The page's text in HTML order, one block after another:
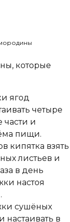
которые
ягод
четыре
части и
пищи.
кипятка взять
листьев и
в день
настоя
сушёных
настаивать в